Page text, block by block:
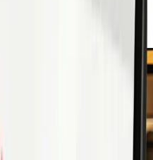
Spezialisten für Telecare-